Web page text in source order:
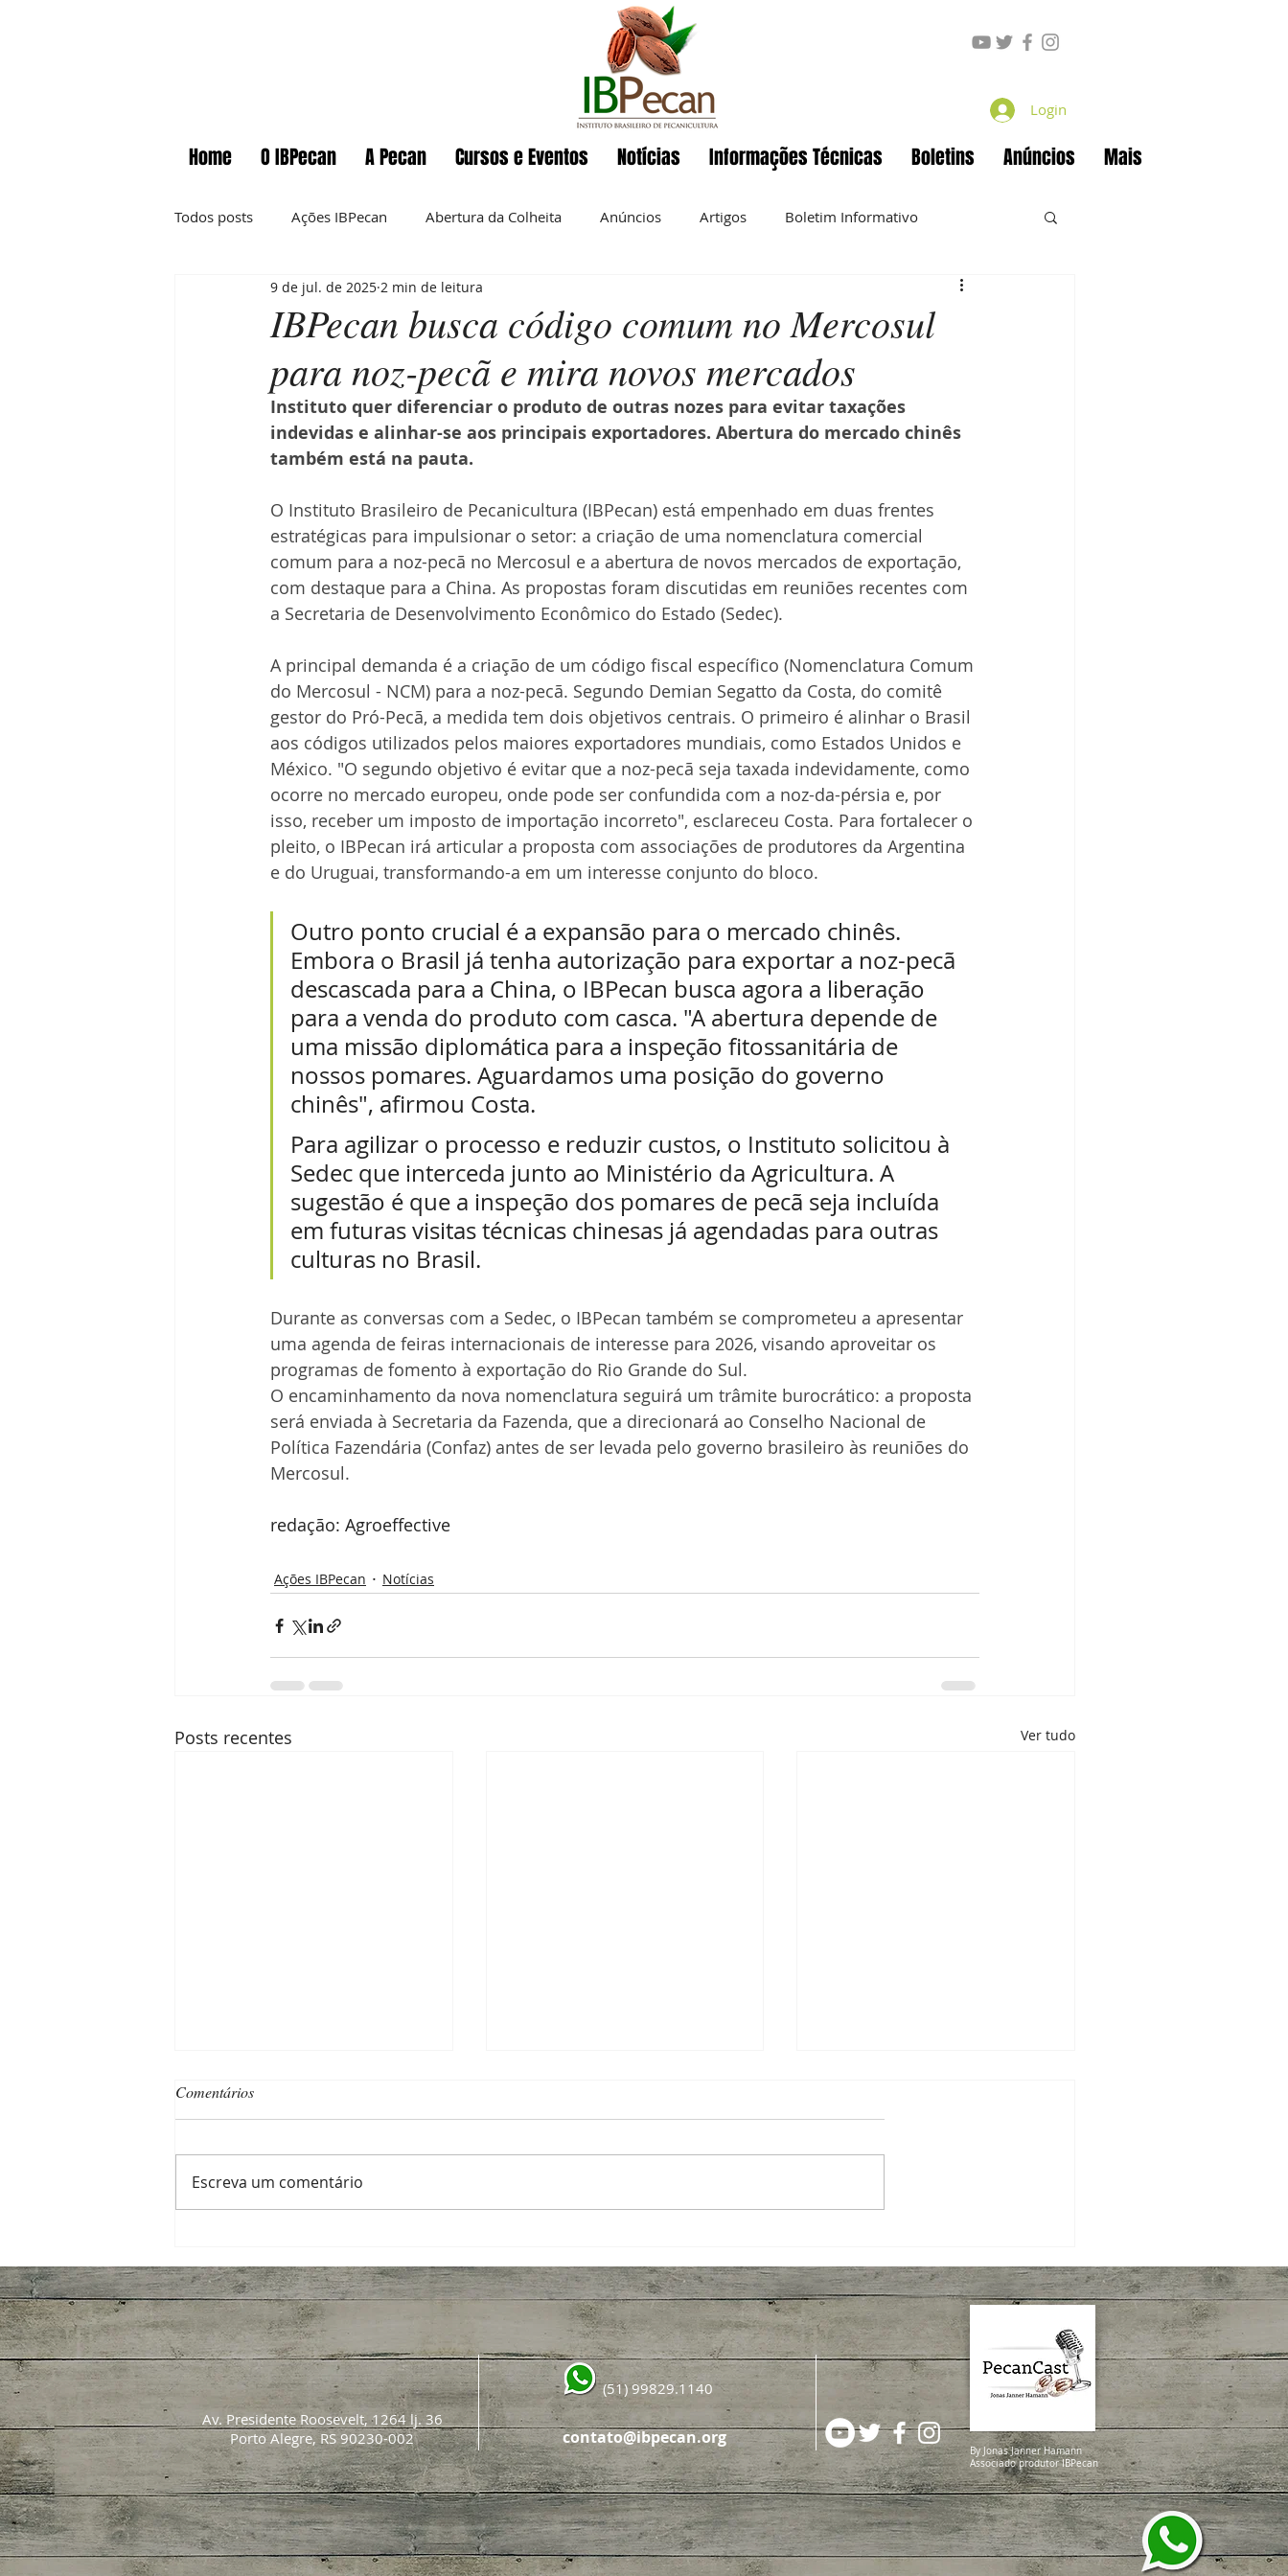
Login
Home O IBPecan A Pecan Cursos e Eventos Notícias Informações Técnicas Boletins Anúncios Mais
Todos posts Ações IBPecan Abertura da Colheita Anúncios Artigos Boletim Informativo
Comunicados Cursos Eventos
Informações técnicas News semanal Noz-pecan Notícias Nutrição O IBPecan
Expointer Festividades
Revista Brasil Pecan
IBPecan busca código comum no Mercosul
para noz-pecã e mira novos mercados
9 de jul. de 2025 2 min de leitura
Instituto quer diferenciar o produto de outras nozes para evitar taxações
indevidas e alinhar-se aos principais exportadores. Abertura do mercado chinês
também está na pauta.
O Instituto Brasileiro de Pecanicultura (IBPecan) está empenhado em duas frentes
estratégicas para impulsionar o setor: a criação de uma nomenclatura comercial
comum para a noz-pecã no Mercosul e a abertura de novos mercados de exportação,
com destaque para a China. As propostas foram discutidas em reuniões recentes com
a Secretaria de Desenvolvimento Econômico do Estado (Sedec).
A principal demanda é a criação de um código fiscal específico (Nomenclatura Comum
do Mercosul - NCM) para a noz-pecã. Segundo Demian Segatto da Costa, do comitê
gestor do Pró-Pecã, a medida tem dois objetivos centrais. O primeiro é alinhar o Brasil
aos códigos utilizados pelos maiores exportadores mundiais, como Estados Unidos e
México. "O segundo objetivo é evitar que a noz-pecã seja taxada indevidamente, como
ocorre no mercado europeu, onde pode ser confundida com a noz-da-pérsia e, por
isso, receber um imposto de importação incorreto", esclareceu Costa. Para fortalecer o
pleito, o IBPecan irá articular a proposta com associações de produtores da Argentina
e do Uruguai, transformando-a em um interesse conjunto do bloco.
Outro ponto crucial é a expansão para o mercado chinês.
Embora o Brasil já tenha autorização para exportar a noz-pecã
descascada para a China, o IBPecan busca agora a liberação
para a venda do produto com casca. "A abertura depende de
uma missão diplomática para a inspeção fitossanitária de
nossos pomares. Aguardamos uma posição do governo
chinês", afirmou Costa.
Para agilizar o processo e reduzir custos, o Instituto solicitou à
Sedec que interceda junto ao Ministério da Agricultura. A
sugestão é que a inspeção dos pomares de pecã seja incluída
em futuras visitas técnicas chinesas já agendadas para outras
culturas no Brasil.
Durante as conversas com a Sedec, o IBPecan também se comprometeu a apresentar
uma agenda de feiras internacionais de interesse para 2026, visando aproveitar os
programas de fomento à exportação do Rio Grande do Sul.
O encaminhamento da nova nomenclatura seguirá um trâmite burocrático: a proposta
será enviada à Secretaria da Fazenda, que a direcionará ao Conselho Nacional de
Política Fazendária (Confaz) antes de ser levada pelo governo brasileiro às reuniões do
Mercosul.
redação: Agroeffective
Ações IBPecan Notícias
Posts recentes Ver tudo
doenças para proteger próxima
safra de noz-pecã
toneladas após abertura da
colheita da safra
Pecã: um momento de quem
planta, cuida e constrói
Comentários
Escreva um comentário
Av. Presidente Roosevelt, 1264 lj. 36
Porto Alegre, RS 90230-002
(51) 99829.1140
By Jonas Janner Hamann
Associado produtor IBPecan
contato@ibpecan.org